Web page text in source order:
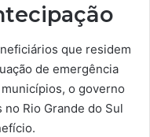
que residem
de emergência
o governo
Rio Grande do Sul